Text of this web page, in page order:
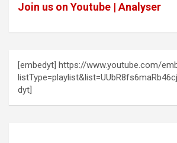
Join us on Youtube | Analyser
[embedyt] https://www.youtube.com/
dyt]